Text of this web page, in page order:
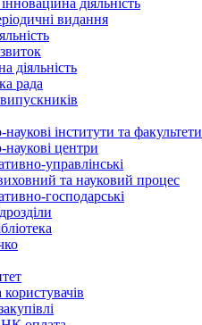
діяльність
видання
діяльність
рада
інститути та факультети
центри
управлінські
та науковий процес
господарські